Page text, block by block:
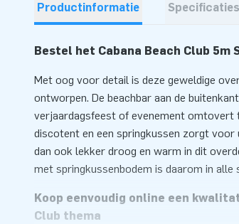
Productinformatie Specificaties
Bestel het Cabana Beach Club
Met oog voor detail is deze geweldige
ontworpen. De beachbar aan de
verjaardagsfeest of evenement omtovert
discotent en een springkussen zorgt voor
dan ook lekker droog en warm in dit
met springkussenbodem is daarom in alle
Koop eenvoudig online een
Club thema